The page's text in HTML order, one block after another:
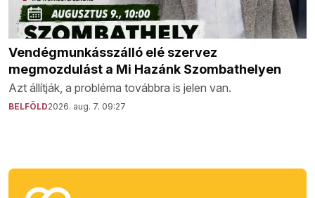
Vendégmunkásszálló elé szervez
megmozdulást a Mi Hazánk Szombathelyen
Azt állítják, a probléma továbbra is jelen van.
BELFÖLD2026. aug. 7. 09:27